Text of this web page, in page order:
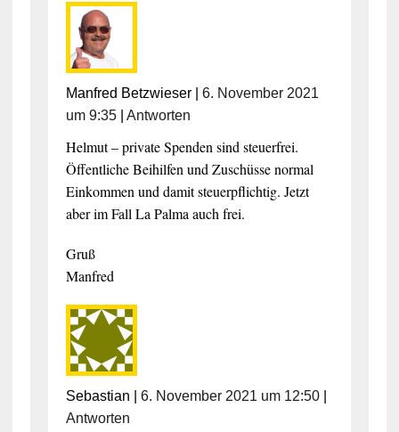
Manfred Betzwieser| 6. November 2021
um 9:35| Antworten
Helmut – private Spenden sind steuerfrei.
Öffentliche Beihilfen und Zuschüsse normal
Einkommen und damit steuerpflichtig. Jetzt
aber im Fall La Palma auch frei.
Gruß
Manfred
Sebastian 6. November 2021 um 12:50|
Antworten